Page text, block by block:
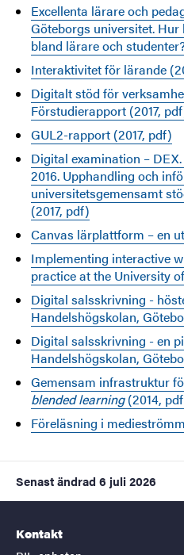
Excellenta lärare och
Göteborgs universitet.
bland lärare och
Interaktivitet för lärande
Digitalt stöd för
Förstudierapport (2017,
GUL2-rapport (2017, pdf)
Digital examination –
2016. Upphandling och
universitetsgemensamt
(2017, pdf)
Canvas lärplattform – en
Implementing interactive
practice at the University
Digital salsskrivning -
Handelshögskolan,
Digital salsskrivning - en
Handelshögskolan,
Gemensam infrastruktur
blended learning(2014,
Föreläsning i
Senast ändrad 6 juli 2026
Kontakt